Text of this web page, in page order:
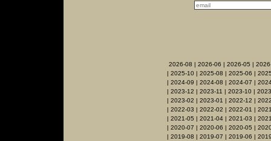
2026-08 | 2026-06 | 2026-05 |
| 2025-10| 2025-08 | 2025-06 |
| 2024-09 | 2024-08 | 2024-07 |
| 2023-12 | 2023-11 | 2023-10 |
| 2023-02 | 2023-01 | 2022-12 |
| 2022-03 | 2022-02 | 2022-01 |
| 2021-05 | 2021-04| 2021-03 |
| 2020-07 | 2020-06 | 2020-05 |
| 2019-08 | 2019-07 | 2019-06 |